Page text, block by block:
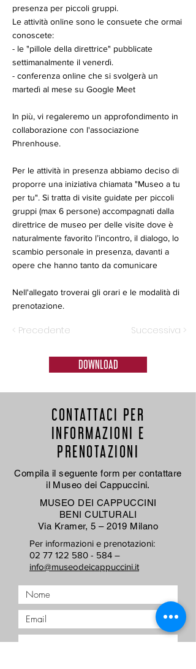
presenza per piccoli gruppi.
Le attività online sono le consuete che ormai
conoscete:
- le "pillole della direttrice" pubblicate
settimanalmente il venerdì.
- conferenza online che si svolgerà un
martedì al mese su Google Meet
In più, vi regaleremo un approfondimento in
collaborazione con l'associazione
Phrenhouse.
Per le attività in presenza abbiamo deciso di
proporre una iniziativa chiamata "Museo a tu
per tu". Si tratta di visite guidate per piccoli
gruppi (max 6 persone) accompagnati dalla
direttrice de museo per delle visite dove è
naturalmente favorito l’incontro, il dialogo, lo
scambio personale in presenza, davanti a
opere che hanno tanto da comunicare
Nell'allegato troverai gli orari e le modalità di
prenotazione.
< Precedente Successiva >
DOWNLOAD
CONTATTACI PER
INFORMAZIONI E
PRENOTAZIONI
Compila il seguente form per contattare
il Museo dei Cappuccini.
MUSEO DEI CAPPUCCINI
BENI CULTURALI
Via Kramer, 5 – 2019 Milano
Per informazioni e prenotazioni:
02 77 122 580 - 584 –
info@museodeicappuccini.it